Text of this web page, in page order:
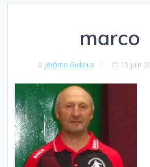
marco
Jérôme Guilleux 15 juin